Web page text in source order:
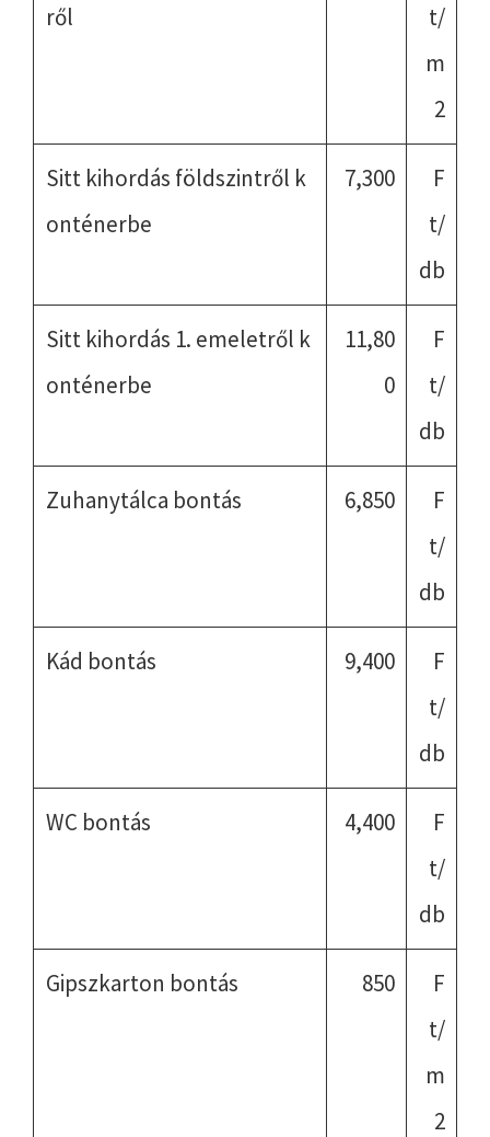
ről
t/
m
2
Sitt kihordás földszintről k
onténerbe
7,300
F
t/
db
Sitt kihordás 1. emeletről k
onténerbe
11,80
0
F
t/
db
Zuhanytálca bontás 6,850
F
t/
db
Kád bontás 9,400
F
t/
db
WC bontás 4,400
F
t/
db
Gipszkarton bontás 850
F
t/
m
2